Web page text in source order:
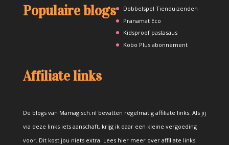
Populaire blogs
Dobbelspel Tienduizenden
Pranamat Eco
Kidsproof pastasaus
Kobo Plus abonnement
Affiliate links
De blogs van Mamagisch.nl bevatten regelmatig affiliate links. Als jij
via deze links iets aanschaft, krijg ik daar een kleine vergoeding
voor. Dit kost jou niets extra. Lees hier meer over affiliate links.